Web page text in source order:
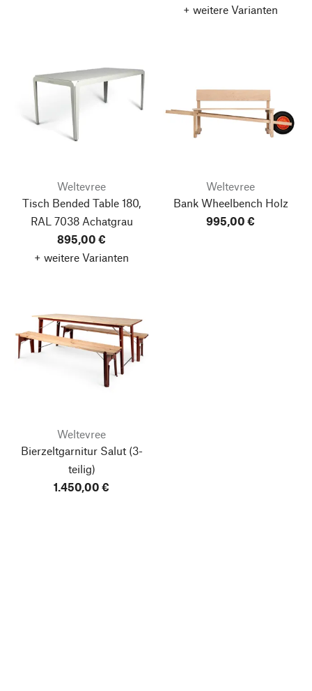
+ weitere Varianten
Weltevree
Tisch Bended Table 180,
RAL 7038 Achatgrau
895,00 €
+ weitere Varianten
Weltevree
Bank Wheelbench Holz
995,00 €
Weltevree
Bierzeltgarnitur Salut(3-
teilig)
1.450,00 €